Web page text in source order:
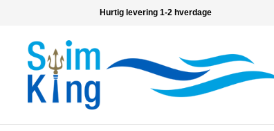
Hurtig levering 1-2 hverdage